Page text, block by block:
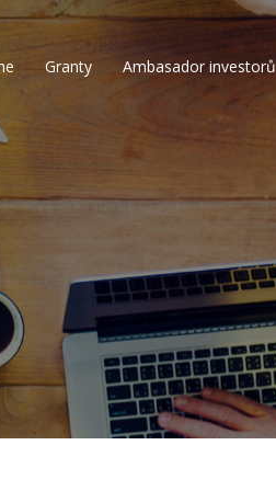
Granty Ambasador investorů